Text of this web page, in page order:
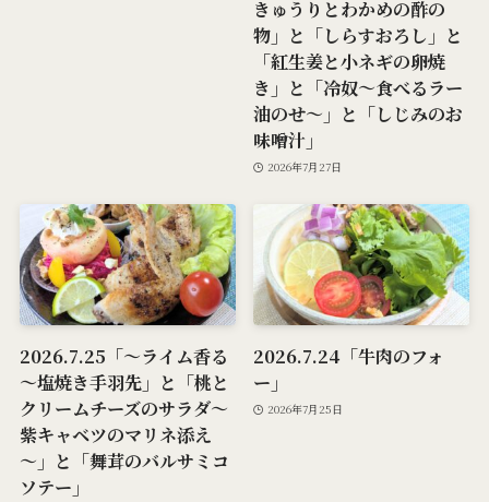
きゅうりとわかめの酢の
物」と「しらすおろし」と
「紅生姜と小ネギの卵焼
き」と「冷奴～食べるラー
油のせ～」と「しじみのお
味噌汁」
2026年7月27日
2026.7.25「～ライム香る
～塩焼き手羽先」と「桃と
クリームチーズのサラダ～
紫キャベツのマリネ添え
～」と「舞茸のバルサミコ
ソテー」
2026.7.24「牛肉のフォ
ー」
2026年7月25日